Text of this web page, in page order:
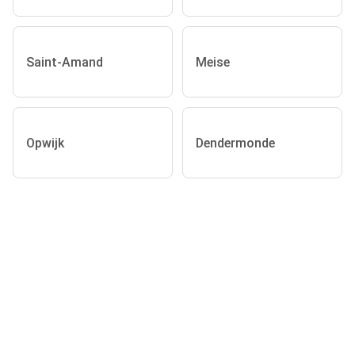
Saint-Amand Meise
Opwijk Dendermonde